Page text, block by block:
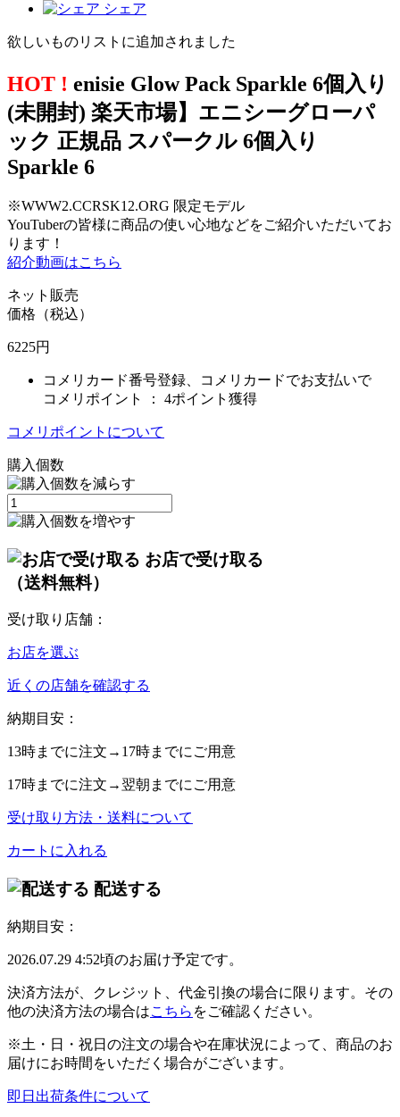
シェア
欲しいものリストに追加されました
HOT ! enisie Glow Pack Sparkle 6個入り
(未開封) 楽天市場】エニシーグローパ
ック 正規品 スパークル 6個入り
Sparkle 6
※WWW2.CCRSK12.ORG 限定モデル
YouTuberの皆様に商品の使い心地などをご紹介いただいてお
ります！
紹介動画はこちら
ネット販売
価格（税込）
6225円
コメリカード番号登録、コメリカードでお支払いで
コメリポイント ： 4ポイント獲得
コメリポイントについて
購入個数
お店で受け取る
（送料無料）
受け取り店舗：
お店を選ぶ
近くの店舗を確認する
納期目安：
13時までに注文→ 17時までにご用意
17時までに注文→ 翌朝 までにご用意
受け取り方法・送料について
カートに入れる
配送する
納期目安：
2026.07.29 4:52頃のお届け予定です。
決済方法が、クレジット、代金引換の場合に限ります。その
他の決済方法の場合はこちら をご確認ください。
※土・日・祝日の注文の場合や在庫状況によって、商品のお
届けにお時間をいただく場合がございます。
即日出荷条件について